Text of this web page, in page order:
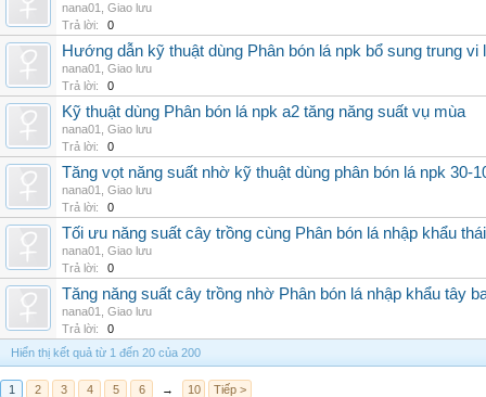
nana01
Giao lưu
Trả lời:
0
Hướng dẫn kỹ thuật dùng Phân bón lá npk bổ sung trung vi
nana01
Giao lưu
Trả lời:
0
Kỹ thuật dùng Phân bón lá npk a2 tăng năng suất vụ mùa
nana01
Giao lưu
Trả lời:
0
Tăng vọt năng suất nhờ kỹ thuật dùng phân bón lá npk 30-
nana01
Giao lưu
Trả lời:
0
Tối ưu năng suất cây trồng cùng Phân bón lá nhập khẩu
nana01
Giao lưu
Trả lời:
0
Tăng năng suất cây trồng nhờ Phân bón lá nhập khẩu tây
nana01
Giao lưu
Trả lời:
0
Hiển thị kết quả từ 1 đến 20 của 200
1 2 3 4 5 6 → 10 Tiếp >